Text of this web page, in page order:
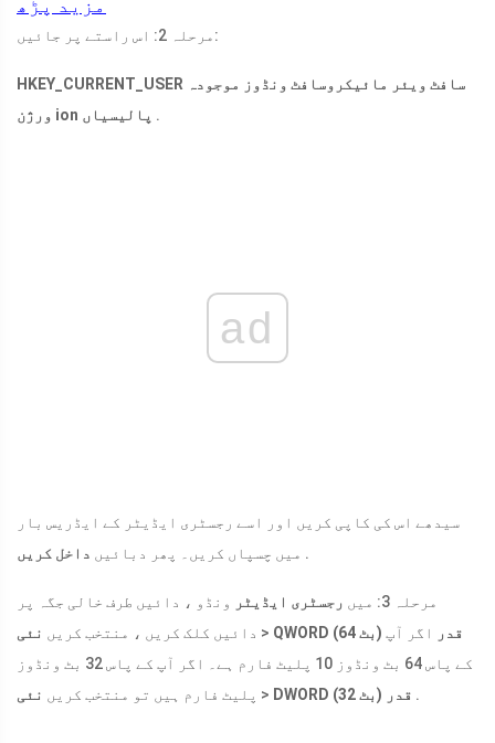
مزید پڑھ
مرحلہ 2: اس راستے پر جائیں:
HKEY_CURRENT_USER سافٹ ویئر مائیکروسافٹ ونڈوز موجودہ
ورژن ion پالیسیاں .
ad
سیدھے اس کی کاپی کریں اور اسے رجسٹری ایڈیٹر کے ایڈریس بار
میں چسپاں کریں۔ پھر دبائیں داخل کریں .
مرحلہ 3: میں رجسٹری ایڈیٹر
ونڈو ، دائیں طرف خالی جگہ پر
دائیں کلک کریں ، منتخب کریں نئی > QWORD (64 بٹ) قدر
اگر آپ
کے پاس 64 بٹ ونڈوز 10 پلیٹ فارم ہے۔ اگر آپ کے پاس 32 بٹ ونڈوز
پلیٹ فارم ہیں تو منتخب کریں نئی > DWORD (32 بٹ) قدر .